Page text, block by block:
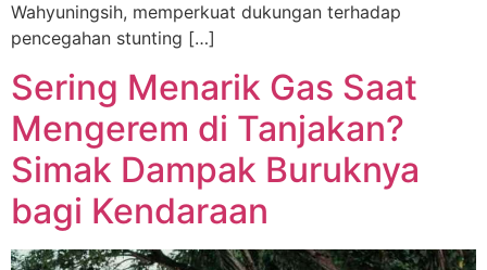
Wahyuningsih, memperkuat dukungan terhadap
pencegahan stunting […]
Sering Menarik Gas Saat
Mengerem di Tanjakan?
Simak Dampak Buruknya
bagi Kendaraan